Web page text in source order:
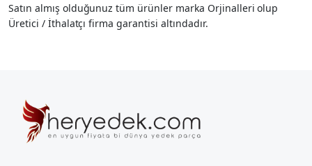
Satın almış olduğunuz tüm ürünler marka Orjinalleri olup
Üretici / İthalatçı firma garantisi altındadır.